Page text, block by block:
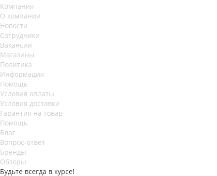
Компания
О компании
Новости
Сотрудники
Вакансии
Магазины
Политика
Информация
Помощь
Условия оплаты
Условия доставки
Гарантия на товар
Помощь
Блог
Вопрос-ответ
Бренды
Обзоры
Будьте всегда в курсе!